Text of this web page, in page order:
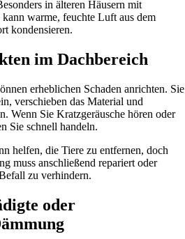
in älteren Häusern mit
warme, feuchte Luft aus dem
kondensieren.
im Dachbereich
erheblichen Schaden anrichten. Sie
verschieben das Material und
Wenn Sie Kratzgeräusche hören oder
Sie schnell handeln.
helfen, die Tiere zu entfernen, doch
muss anschließend repariert oder
zu verhindern.
oder